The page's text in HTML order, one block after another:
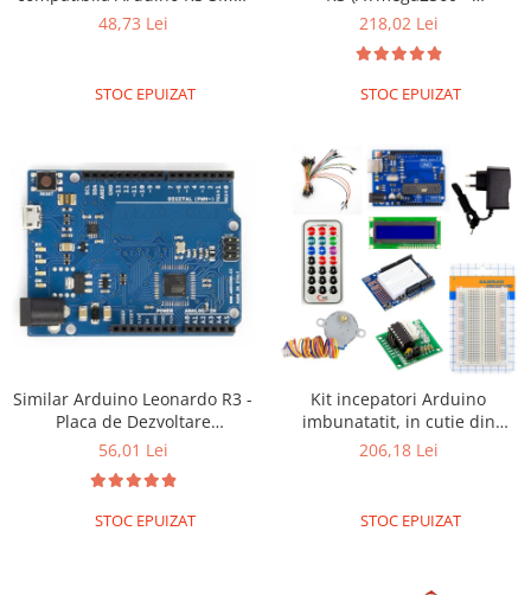
chip CH340 versiune
48,73 Lei
STOC EPUIZAT
ATmega16u2) - Placa de
Arduino+ Cablu
218,02 Lei
STOC EPUIZAT
Similar Arduino Leonardo R3 -
Placa de Dezvoltare
Compatibila cu Arduino
56,01 Lei
STOC EPUIZAT
Kit incepatori Arduino
imbunatatit, in cutie din
plastic
206,18 Lei
STOC EPUIZAT